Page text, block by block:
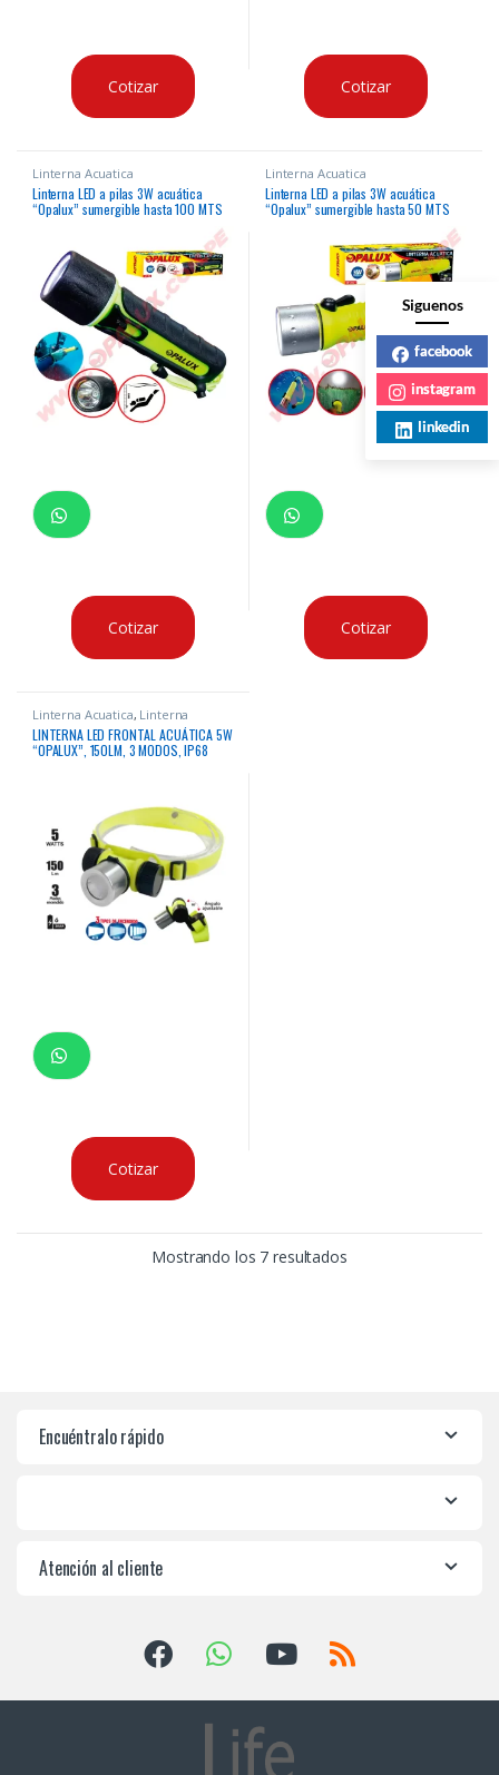
Cotizar Cotizar
Linterna Acuatica
Linterna LED a pilas 3W acuática
“Opalux” sumergible hasta 100 MTS
Cotizar
Linterna Acuatica
Linterna LED a pilas 3W acuática
“Opalux” sumergible hasta 50 MTS
Cotizar
Linterna Acuatica, Linterna
Frontal
LINTERNA LED FRONTAL ACUÁTICA 5W
“OPALUX”, 150LM, 3 MODOS, IP68
Cotizar
Mostrando los 7 resultados
Encuéntralo rápido
Atención al cliente
Siguenos
facebook
instagram
linkedin